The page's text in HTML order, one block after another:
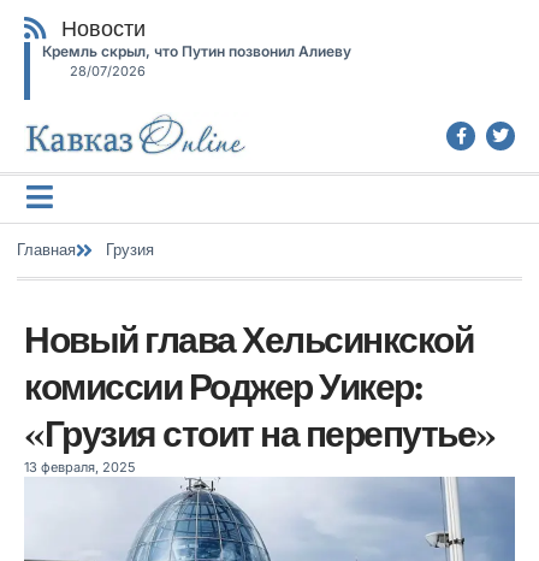
Новости
Кремль скрыл, что Путин позвонил Алиеву
28/07/2026
Главная Грузия
Новый глава Хельсинкской
комиссии Роджер Уикер:
«Грузия стоит на перепутье»
13 февраля, 2025